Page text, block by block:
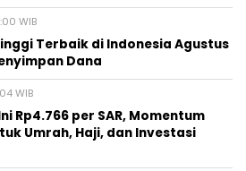
WIB
Terbaik di Indonesia Agustus
Dana
WIB
Rp4.766 per SAR, Momentum
Umrah, Haji, dan Investasi